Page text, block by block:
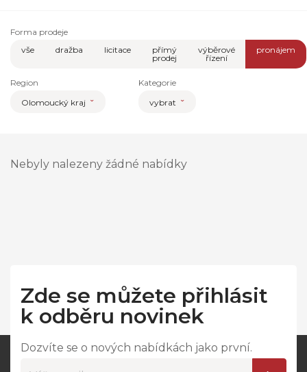
Forma prodeje
vše
dražba licitace
přímý
prodej
výběrové
řízení
pronájem
Region
Olomoucký kraj
Kategorie
vybrat
Nebyly nalezeny žádné nabídky
Zde se můžete přihlásit
k odběru novinek
Dozvíte se o nových nabídkách jako první.